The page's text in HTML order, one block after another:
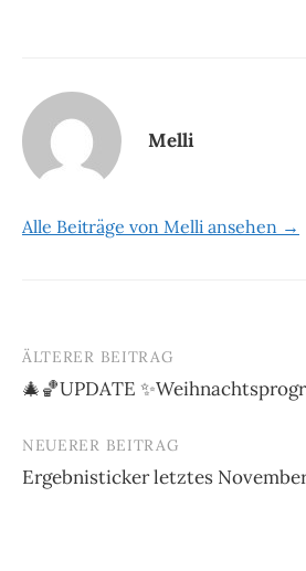
Melli
Alle Beiträge von Melli ansehen →
Beitrags-
Navigation
ÄLTERER BEITRAG
🎄🏀UPDATE
NEUERER BEITRAG
Ergebnisticker letztes